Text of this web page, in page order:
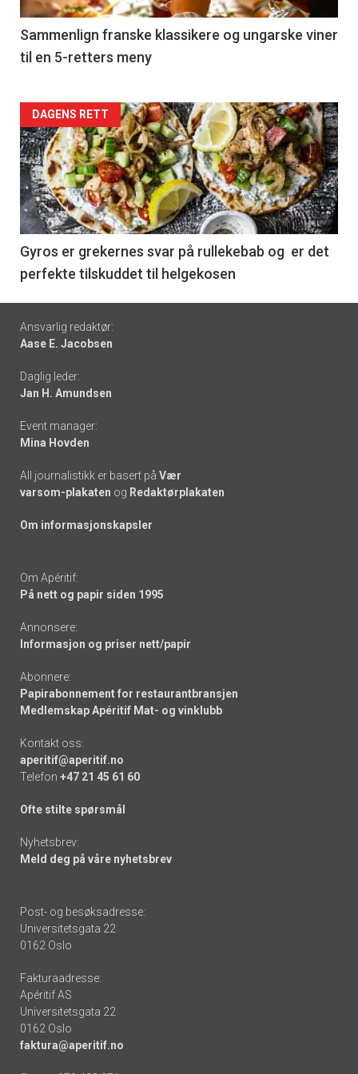
5
Sammenlign franske klassikere og ungarske viner
til en 5-retters meny
Forsiden
akkurat
nå
-
6
DAGENS RETT
Gyros er grekernes svar på rullekebab og er det
perfekte tilskuddet til helgekosen
Footer
-
links
Ansvarlig redaktør:
Aase E. Jacobsen
Daglig leder:
Jan H. Amundsen
Event manager:
Mina Hovden
All journalistikk er basert på Vær
varsom-plakaten og Redaktørplakaten
Om informasjonskapsler
Om Apéritif:
På nett og papir siden 1995
Annonsere:
Informasjon og priser nett/papir
Abonnere:
Papirabonnement for restaurantbransjen
Medlemskap Apéritif Mat- og vinklubb
Kontakt oss:
aperitif@aperitif.no
Telefon +47 21 45 61 60
Ofte stilte spørsmål
Nyhetsbrev:
Meld deg på våre nyhetsbrev
Post- og besøksadresse:
Universitetsgata 22
0162 Oslo
Fakturaadresse:
Apéritif AS
Universitetsgata 22
0162 Oslo
faktura@aperitif.no